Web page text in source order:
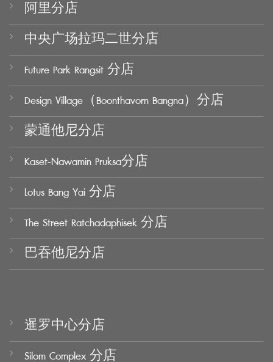
阿里分店
中央广场拉玛二世分店
Future Park Rangsit 分店
Design Village（Boonthavorn Bangna）分店
蒙通他尼分店
Kaset-Nawamin Pruksa分店
Lotus Bang Yai 分店
The Street Ratchadaphisek 分店
巴吞他尼分店
暹罗中心分店
Silom Complex 分店